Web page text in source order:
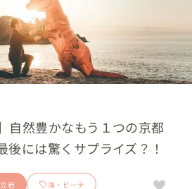
自然豊かなもう１つの京都
には驚くサプライズ？！
岩 海・ビーチ